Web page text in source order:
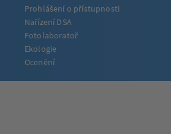
Prohlášení o přístupnosti
Nařízení DSA
Fotolaboratoř
Ekologie
Ocenění